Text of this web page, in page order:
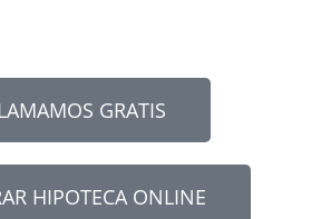
GRATIS
HIPOTECA ONLINE